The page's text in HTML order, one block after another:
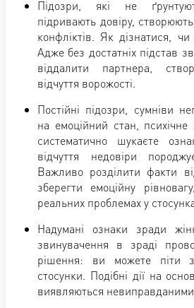
Підозри, які не
підривають довіру,
конфліктів. Як дізнатися,
Адже без достатніх підстав
віддалити партнера,
відчуття ворожості.
Постійні підозри, сумніви
на емоційний стан,
систематично шукаєте
відчуття недовіри
Важливо розділити факти
зберегти емоційну
реальних проблемах у
Надумані ознаки зради
звинувачення в зраді
рішення: ви можете піти
стосунки. Подібні дії на
виявляються